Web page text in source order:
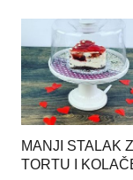
MANJI STALAK
TORTU I